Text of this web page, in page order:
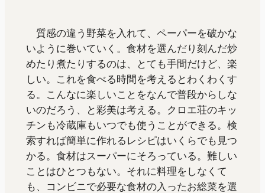
質感の違う野菜を入れて、ペーパーを破かな
いように巻いていく。食材を選んだり刻んだ炒
めたり煮たりするのは、とても手間だけど、楽
しい。これを食べる時間を考えるとわくわくす
る。こんなに楽しいことをなんで普段からしな
いのだろう、と彩美は考える。クロエ荘のキッ
チンも冷蔵庫もいつでも使うことができる。検
索すれば簡単に作れるレシピはいくらでも見つ
かる。食材はスーパーにそろっている。難しい
ことはひとつもない。それに料理をしなくて
も、コンビニで必要な食材の入ったお総菜を選